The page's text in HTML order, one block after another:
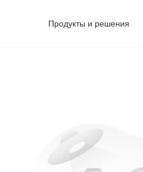
Продукты и решения